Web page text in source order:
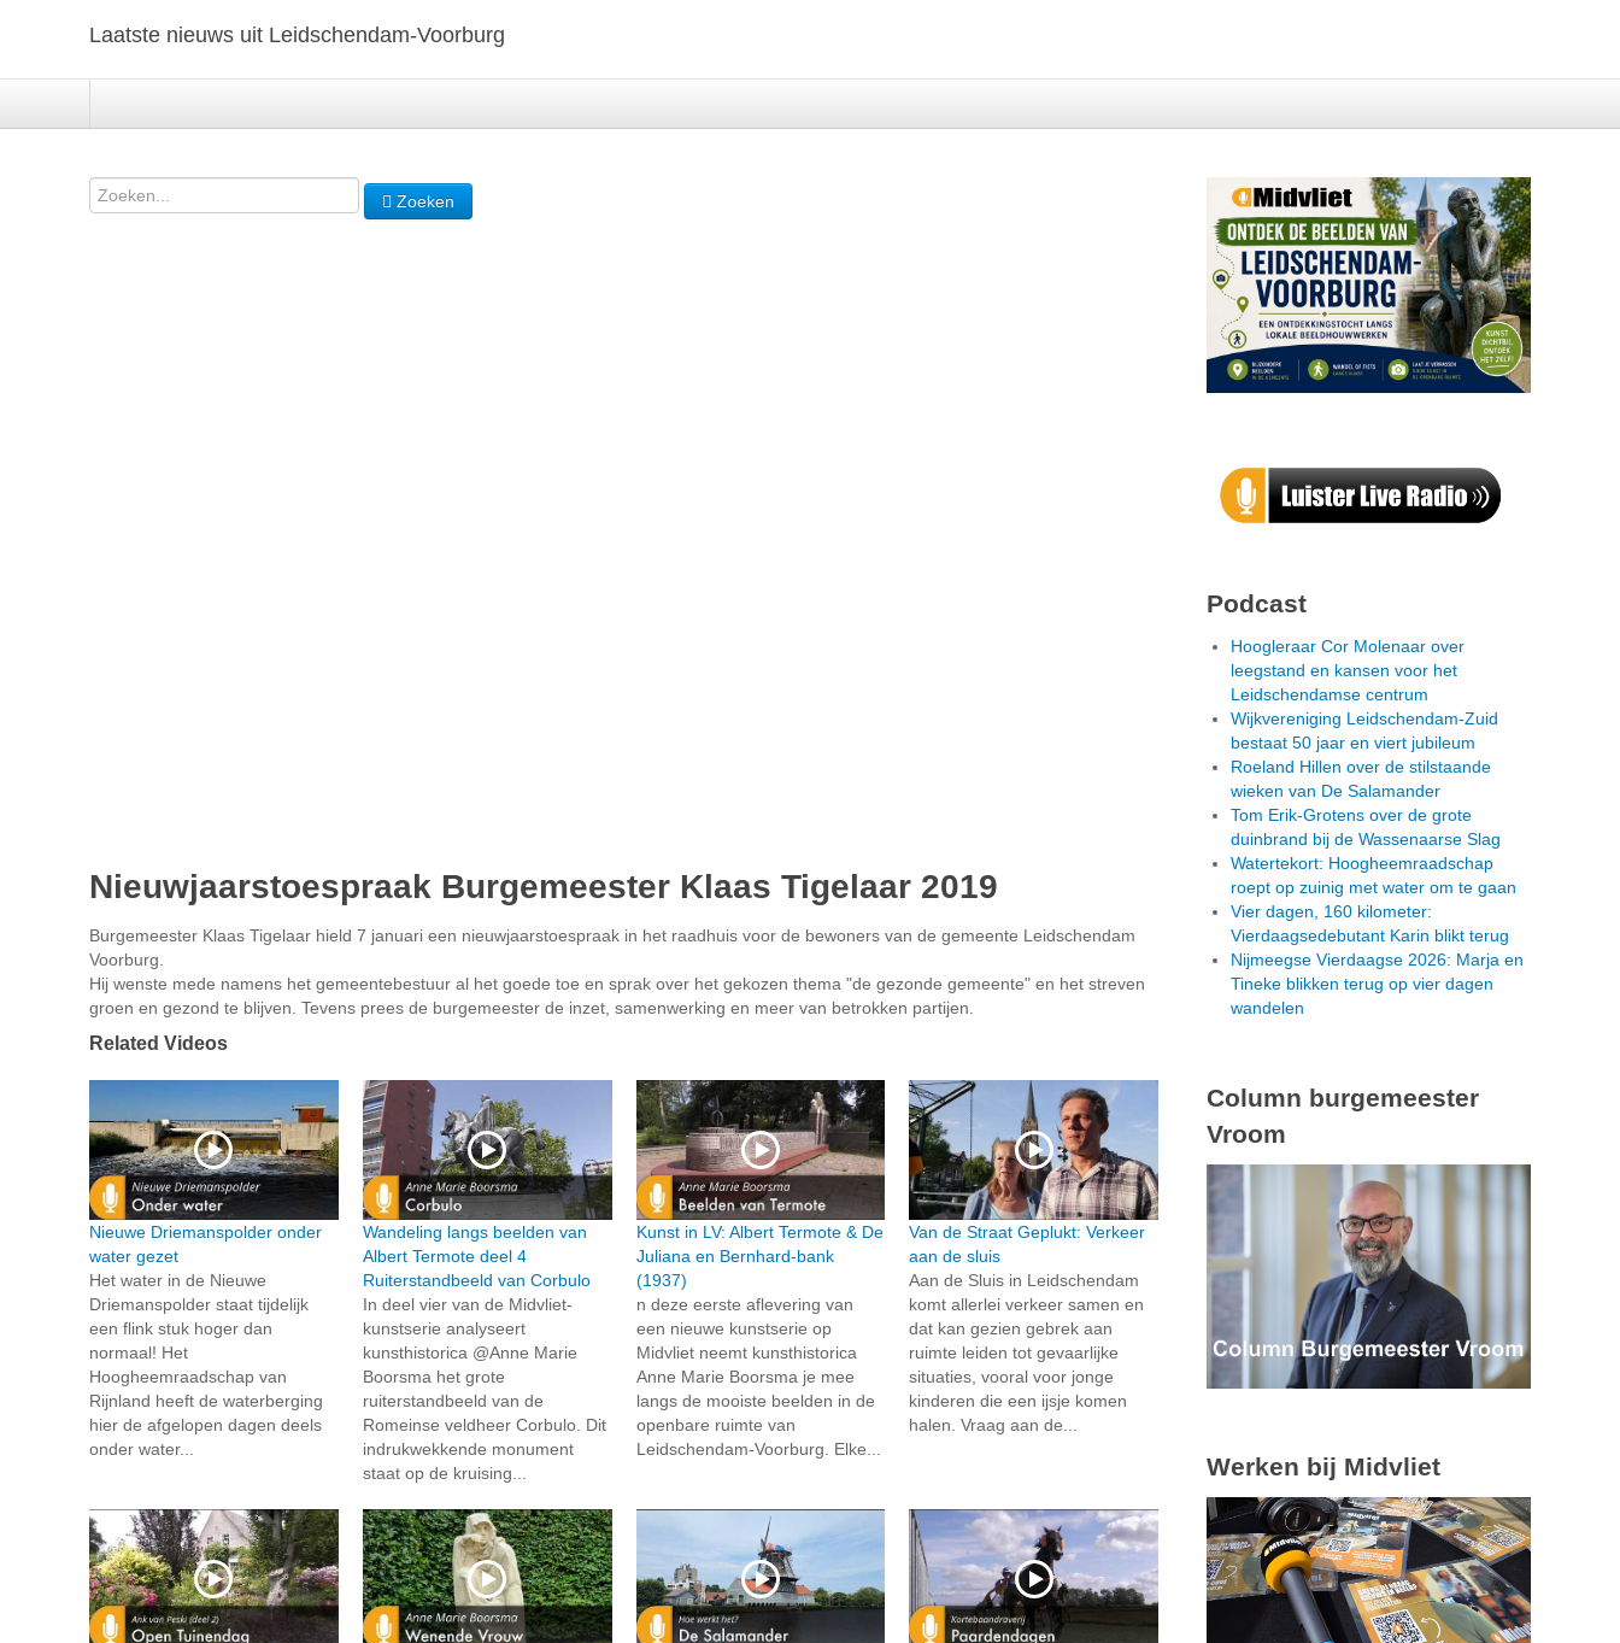
Laatste nieuws uit Leidschendam-Voorburg
Zoeken
Nieuwjaarstoespraak Burgemeester Klaas Tigelaar 2019
Burgemeester Klaas Tigelaar hield 7 januari een nieuwjaarstoespraak in het raadhuis voor de bewoners van de gemeente Leidschendam
Voorburg.
Hij wenste mede namens het gemeentebestuur al het goede toe en sprak over het gekozen thema "de gezonde gemeente" en het streven
groen en gezond te blijven. Tevens prees de burgemeester de inzet, samenwerking en meer van betrokken partijen.
Related Videos
Nieuwe Driemanspolder onder
water gezet
Het water in de Nieuwe
Driemanspolder staat tijdelijk
een flink stuk hoger dan
normaal! Het
Hoogheemraadschap van
Rijnland heeft de waterberging
hier de afgelopen dagen deels
onder water...
Wandeling langs beelden van
Albert Termote deel 4
Ruiterstandbeeld van Corbulo
In deel vier van de Midvliet-
kunstserie analyseert
kunsthistorica @Anne Marie
Boorsma het grote
ruiterstandbeeld van de
Romeinse veldheer Corbulo. Dit
indrukwekkende monument
staat op de kruising...
Kunst in LV: Albert Termote & De
Juliana en Bernhard-bank
(1937)
n deze eerste aflevering van
een nieuwe kunstserie op
Midvliet neemt kunsthistorica
Anne Marie Boorsma je mee
langs de mooiste beelden in de
openbare ruimte van
Leidschendam-Voorburg. Elke...
Van de Straat Geplukt: Verkeer
aan de sluis
Aan de Sluis in Leidschendam
komt allerlei verkeer samen en
dat kan gezien gebrek aan
ruimte leiden tot gevaarlijke
situaties, vooral voor jonge
kinderen die een ijsje komen
halen. Vraag aan de...
Podcast
Hoogleraar Cor Molenaar over
leegstand en kansen voor het
Leidschendamse centrum
Wijkvereniging Leidschendam-Zuid
bestaat 50 jaar en viert jubileum
Roeland Hillen over de stilstaande
wieken van De Salamander
Tom Erik-Grotens over de grote
duinbrand bij de Wassenaarse Slag
Watertekort: Hoogheemraadschap
roept op zuinig met water om te gaan
Vier dagen, 160 kilometer:
Vierdaagsedebutant Karin blikt terug
Nijmeegse Vierdaagse 2026: Marja en
Tineke blikken terug op vier dagen
wandelen
Column burgemeester
Vroom
Werken bij Midvliet